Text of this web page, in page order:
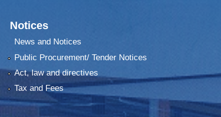
Notices
News and Notices
Public Procurement/ Tender Notices
Act, law and directives
Tax and Fees